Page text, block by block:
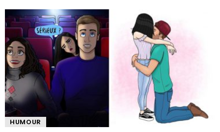
HUMOUR